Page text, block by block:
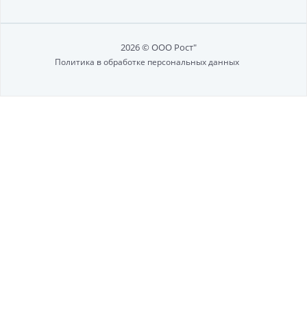
2026 © ООО Рост"
Политика в обработке персональных данных